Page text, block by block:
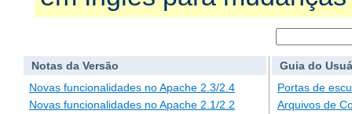
Notas da Versão
Novas funcionalidades no Apache 2.3/2.4
Novas funcionalidades no Apache 2.1/2.2
Guia do
Portas de
Arquivos de